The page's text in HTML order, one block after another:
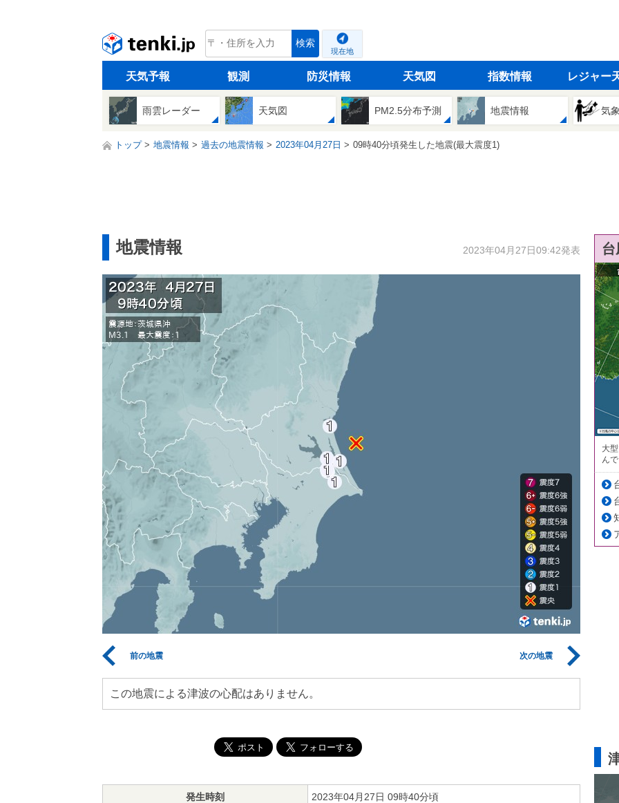
tenki.jp 検索
現在地
天気予報 観測 防災情報 天気図 指数情報 レジャー
雨雲レーダー 天気図 PM2.5分布予測 地震情報 気
トップ 地震情報 過去の地震情報 2023年04月27日 09時40分頃発生した地震(最大震度1)
地震情報 2023年04月27日09:42発表
前の地震 次の地震
この地震による津波の心配はありません。
発生時刻 2023年04月27日 09時40分頃
大
ん